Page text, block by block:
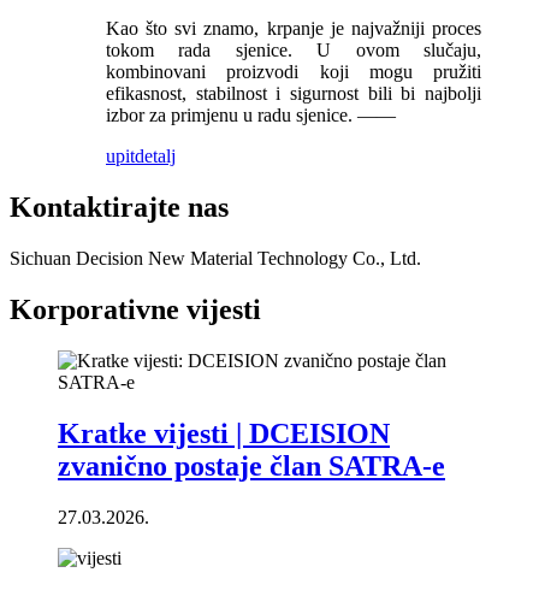
Kao što svi znamo, krpanje je najvažniji proces
tokom rada sjenice. U ovom slučaju,
kombinovani proizvodi koji mogu pružiti
efikasnost, stabilnost i sigurnost bili bi najbolji
izbor za primjenu u radu sjenice. ——
upitdetalj
Kontaktirajte nas
Sichuan Decision New Material Technology Co., Ltd.
Korporativne vijesti
Kratke vijesti | DCEISION
zvanično postaje član SATRA-e
27.03.2026.